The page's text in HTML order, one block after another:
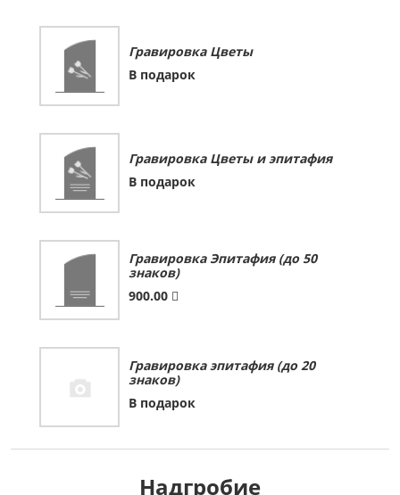
Гравировка Цветы
В подарок
Гравировка Цветы и эпитафия
В подарок
Гравировка Эпитафия (до 50
знаков)
900.00
Гравировка эпитафия (до 20
знаков)
В подарок
Надгробие